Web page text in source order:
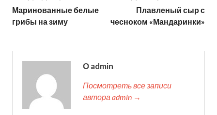
Маринованные белые
грибы на зиму
Плавленый сыр с
чесноком «Мандаринки»
О admin
Посмотреть все записи
автора admin →